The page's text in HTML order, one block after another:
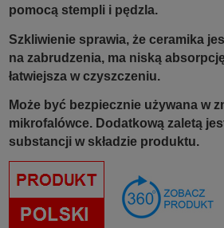
pomocą stempli i pędzla.
Szkliwienie sprawia, że ceramika
na zabrudzenia, ma niską
łatwiejsza w czyszczeniu.
Może być bezpiecznie używana w
mikrofalówce. Dodatkową zaletą
substancji w składzie produktu.